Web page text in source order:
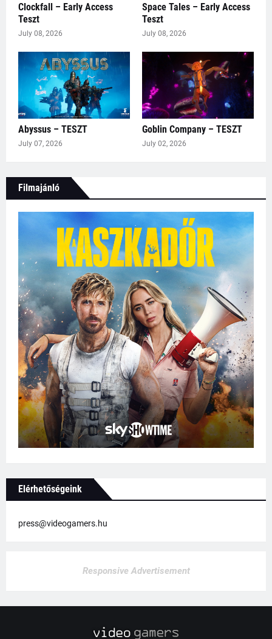
Clockfall – Early Access
Teszt
July 08, 2026
Space Tales – Early Access
Teszt
July 08, 2026
Abyssus – TESZT
July 07, 2026
Goblin Company – TESZT
July 02, 2026
Filmajánló
Elérhetőségeink
press@videogamers.hu
Responsive Advertisement